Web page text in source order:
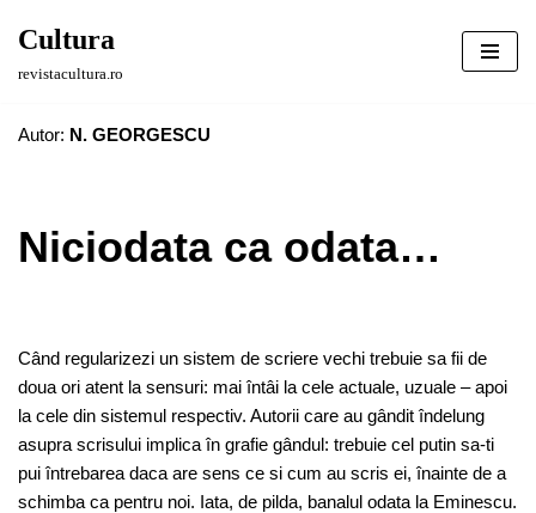
Sari
Cultura
revistacultura.ro
Autor: N. GEORGESCU
Niciodata ca odata…
Când regularizezi un sistem de scriere vechi trebuie sa fii de
doua ori atent la sensuri: mai întâi la cele actuale, uzuale – apoi
la cele din sistemul respectiv. Autorii care au gândit îndelung
asupra scrisului implica în grafie gândul: trebuie cel putin sa-ti
pui întrebarea daca are sens ce si cum au scris ei, înainte de a
schimba ca pentru noi. Iata, de pilda, banalul odata la Eminescu.